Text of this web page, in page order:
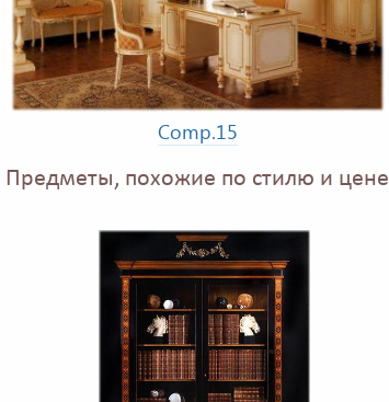
Comp.15
Предметы, похожие по стилю и цене